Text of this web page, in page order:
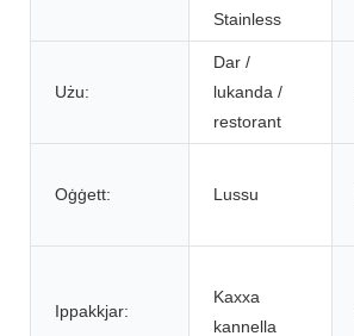
Stainless
Użu:
Dar /
lukanda /
restorant
Oġġett: Lussu
Ippakkjar:
Kaxxa
kannella